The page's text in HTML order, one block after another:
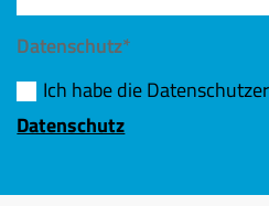
Datenschutz*
Ich habe die
Datenschutz